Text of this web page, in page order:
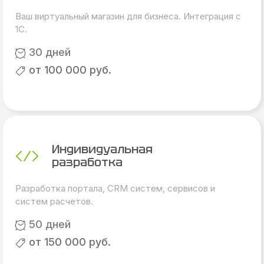
Ваш виртуальный магазин для бизнеса. Интеграция с
1С.
30 дней
от 100 000 руб.
Индивидуальная
разработка
Разработка портала, CRM систем, сервисов и
систем расчетов.
50 дней
от 150 000 руб.